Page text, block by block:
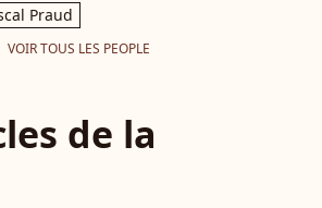
Praud
VOIR TOUS LES PEOPLE
de la